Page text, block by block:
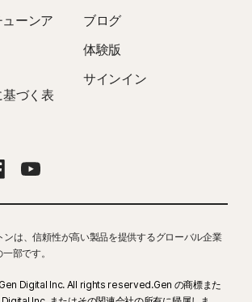
ーンア
づく表
ブログ
体験版
サインイン
ンは、信頼性が高い製品を提供するグローバル企業
部です。
Digital Inc. All rights reserved.Gen の商標また